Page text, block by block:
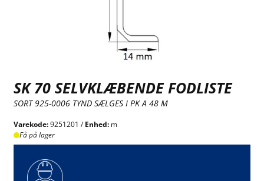
SK 70 SELVKLÆBENDE FODLISTE
SORT 925-0006 TYND SÆLGES I PK A 48 M
Varekode:9251201 /Enhed: m
Få på lager